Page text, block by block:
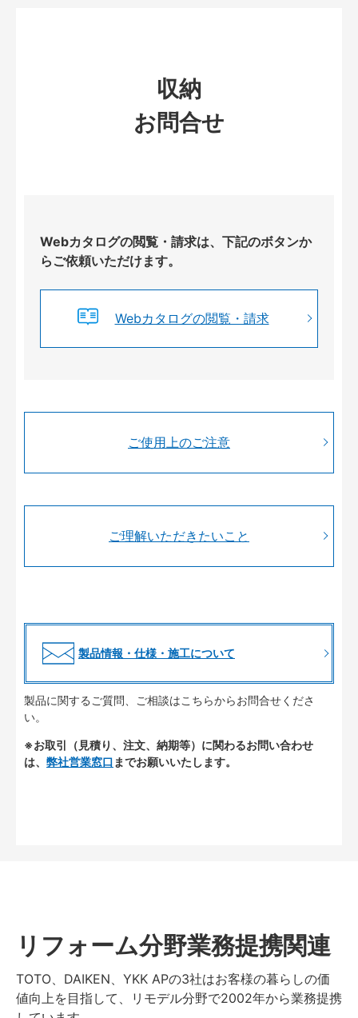
収納
お問合せ
Webカタログの閲覧・請求は、下記のボタンか
らご依頼いただけます。
Webカタログの閲覧・請求
ご使用上のご注意
ご理解いただきたいこと
製品情報・仕様・施工について
製品に関するご質問、ご相談はこちらからお問合せくださ
い。
※お取引（見積り、注文、納期等）に関わるお問い合わせ
は、 弊社営業窓口 までお願いいたします。
リフォーム分野業務提携関連
TOTO、DAIKEN、YKK APの3社はお客様の暮らしの価
値向上を目指して、リモデル分野で2002年から業務提携